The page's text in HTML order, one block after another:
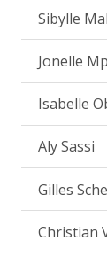
Sibylle
Jonelle
Isabelle
Aly Sassi
Gilles
Christian